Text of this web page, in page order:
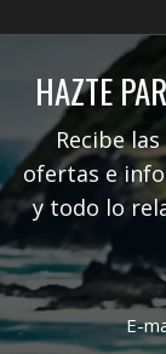
HAZTE
Recibe
ofertas e
y todo lo
E-